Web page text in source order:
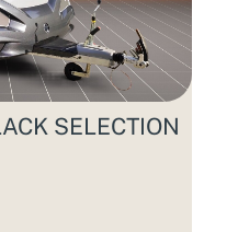
SELECTION